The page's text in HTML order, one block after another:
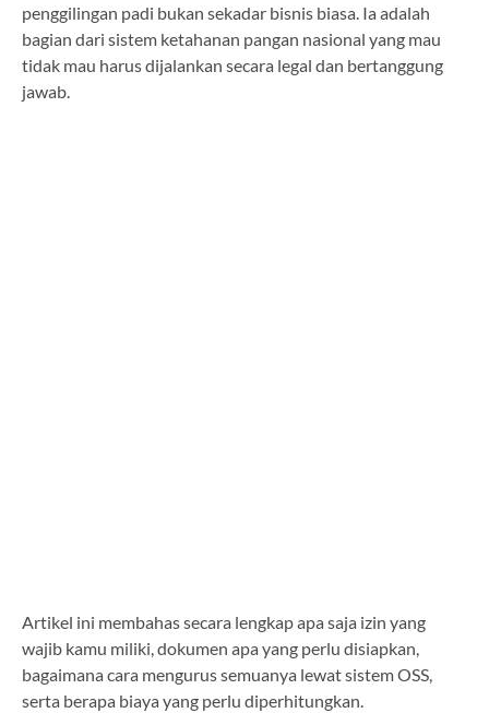
penggilingan padi bukan sekadar bisnis biasa. Ia adalah
bagian dari sistem ketahanan pangan nasional yang mau
tidak mau harus dijalankan secara legal dan bertanggung
jawab.
Artikel ini membahas secara lengkap apa saja izin yang
wajib kamu miliki, dokumen apa yang perlu disiapkan,
bagaimana cara mengurus semuanya lewat sistem OSS,
serta berapa biaya yang perlu diperhitungkan.